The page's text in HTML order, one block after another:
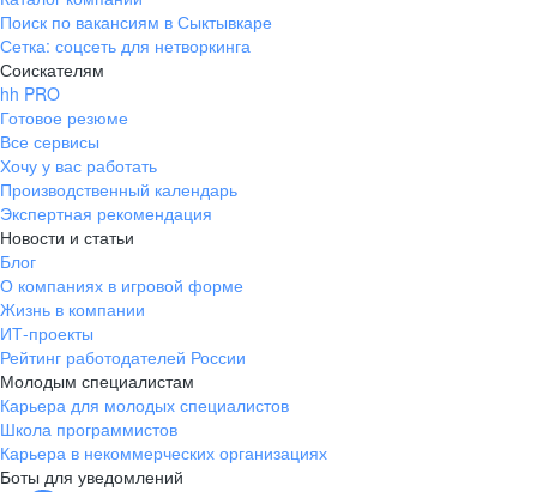
Поиск по вакансиям в Сыктывкаре
Сетка: соцсеть для нетворкинга
Соискателям
hh PRO
Готовое резюме
Все сервисы
Хочу у вас работать
Производственный календарь
Экспертная рекомендация
Новости и статьи
Блог
О компаниях в игровой форме
Жизнь в компании
ИТ-проекты
Рейтинг работодателей России
Молодым специалистам
Карьера для молодых специалистов
Школа программистов
Карьера в некоммерческих организациях
Боты для уведомлений